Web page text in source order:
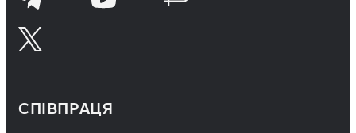
СПІВПРАЦЯ